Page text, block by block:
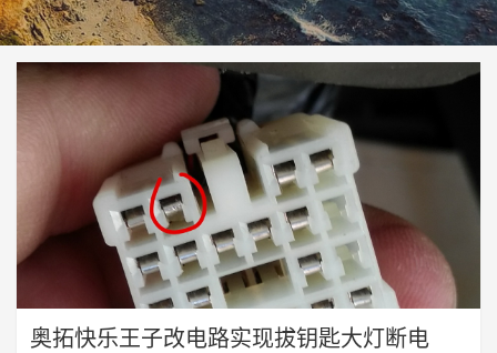
奥拓快乐王子改电路实现拔钥匙大灯断电